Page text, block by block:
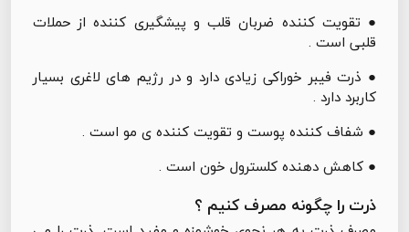
● تقویت کننده ضربان قلب و پیشگیری کننده از حملات
قلبی است .
● ذرت فیبر خوراکی زیادی دارد و در رژیم های لاغری بسیار
کاربرد دارد .
● شفاف کننده پوست و تقویت کننده ی مو است .
● کاهش دهنده کلسترول خون است .
ذرت را چگونه مصرف کنیم ؟